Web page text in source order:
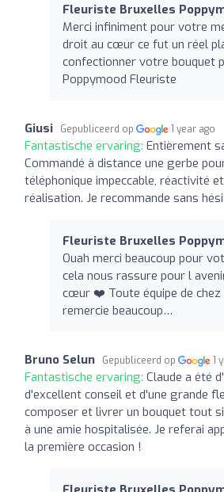
Fleuriste Bruxelles
Merci infiniment pour votre
droit au cœur ce fut un réel
confectionner votre bouquet
Poppymood Fleuriste
Giusi Gepubliceerd op 1 year ago
Fantastische ervaring: Entièrement
Commandé à distance une gerbe
téléphonique impeccable, réactivité
réalisation. Je recommande sans
Fleuriste Bruxelles
Ouah merci beaucoup pour
cela nous rassure pour l
cœur ❤️ Toute équipe de chez
remercie beaucoup…
Bruno Selun Gepubliceerd op 1
Fantastische ervaring: Claude a été
d'excellent conseil et d'une grande
composer et livrer un bouquet tout
à une amie hospitalisée. Je referai
la première occasion !